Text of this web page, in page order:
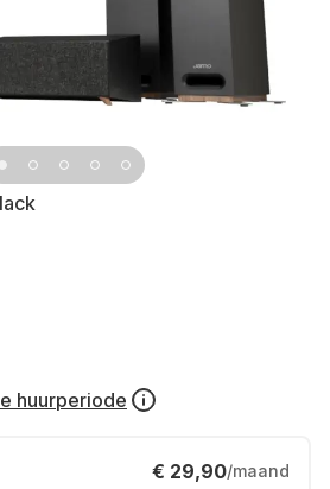
huurperiode
€ 29,90/maand